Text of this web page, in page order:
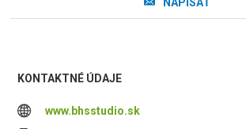
KONTAKTNÉ ÚDAJE
www.bhsstudio.sk